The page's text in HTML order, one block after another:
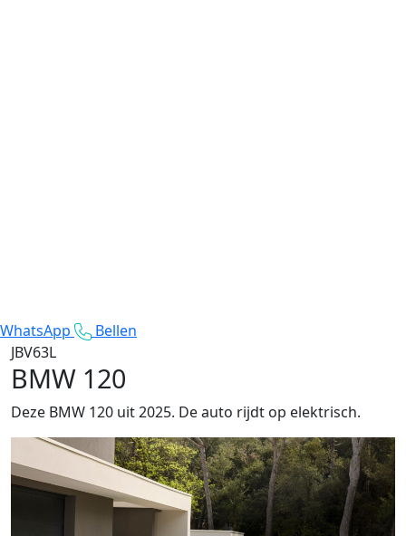
WhatsApp
Bellen
JBV63L
BMW 120
Deze BMW 120 uit 2025. De auto rijdt op elektrisch.